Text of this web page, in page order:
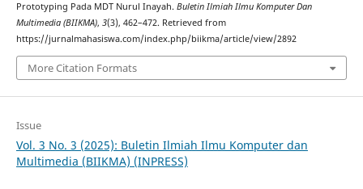
Prototyping Pada MDT Nurul Inayah. Buletin Ilmiah Ilmu Komputer Dan
Multimedia (BIIKMA), 3(3), 462–472. Retrieved from
https://jurnalmahasiswa.com/index.php/biikma/article/view/2892
More Citation Formats
Issue
Vol. 3 No. 3 (2025): Buletin Ilmiah Ilmu Komputer dan
Multimedia (BIIKMA) (INPRESS)